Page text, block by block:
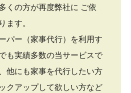
くの方が再度弊社に ご依
ます。
パー（家事代行）を利用す
も実績多数の当サービスで
他にも家事を代行したい方
クアップして欲しい方など